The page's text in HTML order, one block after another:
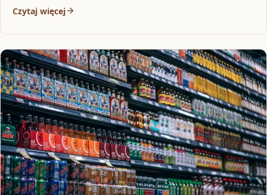
Czytaj więcej